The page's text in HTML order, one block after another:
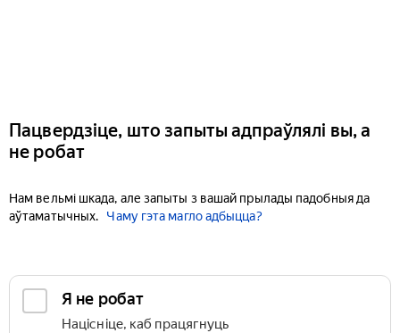
Пацвердзіце, што запыты адпраўлялі вы, а
не робат
Нам вельмі шкада, але запыты з вашай прылады падобныя да
аўтаматычных.
Чаму гэта магло адбыцца?
Я не робат
Націсніце, каб працягнуць